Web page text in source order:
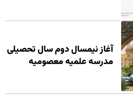
آغاز نیمسال دوم سال تحصیلی
مدرسه علمیه معصومیه